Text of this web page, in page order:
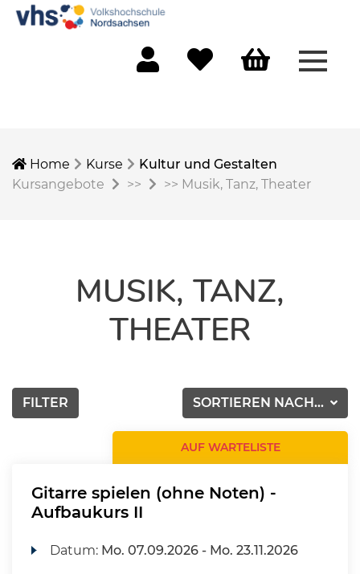
Home Kurse
Kultur und Gestalten
Kursangebote
>> >> Musik, Tanz, Theater
MUSIK, TANZ,
THEATER
SORTIEREN NACH...
FILTER
AUF WARTELISTE
Gitarre spielen (ohne Noten) -
Aufbaukurs II
Datum: Mo. 07.09.2026 - Mo. 23.11.2026